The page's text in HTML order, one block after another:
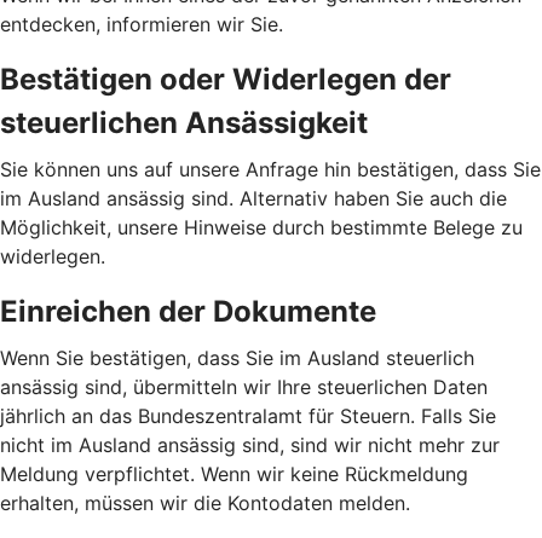
entdecken, informieren wir Sie.
Bestätigen oder Widerlegen der
steuerlichen Ansässigkeit
Sie können uns auf unsere Anfrage hin bestätigen, dass Sie
im Ausland ansässig sind. Alternativ haben Sie auch die
Möglichkeit, unsere Hinweise durch bestimmte Belege zu
widerlegen.
Einreichen der Dokumente
Wenn Sie bestätigen, dass Sie im Ausland steuerlich
ansässig sind, übermitteln wir Ihre steuerlichen Daten
jährlich an das Bundeszentralamt für Steuern. Falls Sie
nicht im Ausland ansässig sind, sind wir nicht mehr zur
Meldung verpflichtet. Wenn wir keine Rückmeldung
erhalten, müssen wir die Kontodaten melden.